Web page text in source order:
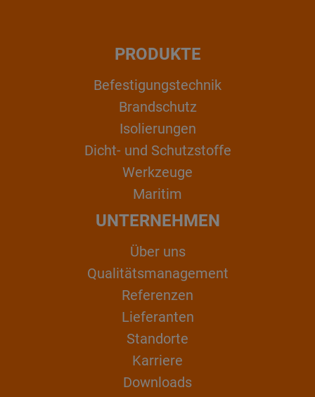
PRODUKTE
Befestigungstechnik
Brandschutz
Isolierungen
Dicht- und Schutzstoffe
Werkzeuge
Maritim
UNTERNEHMEN
Über uns
Qualitätsmanagement
Referenzen
Lieferanten
Standorte
Karriere
Downloads